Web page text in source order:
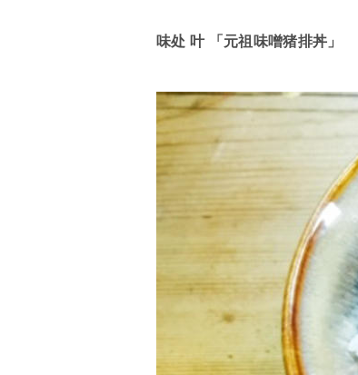
味处 叶 「元祖味噌猪排丼」